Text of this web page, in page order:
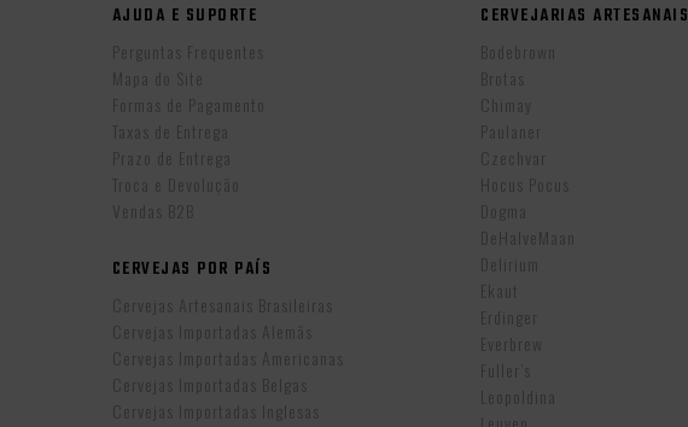
AJUDA E SUPORTE
Perguntas Frequentes
Mapa do Site
Formas de Pagamento
Taxas de Entrega
Prazo de Entrega
Troca e Devolução
Vendas B2B
CERVEJAS POR PAÍS
Cervejas Artesanais Brasileiras
Cervejas Importadas Alemãs
Cervejas Importadas Americanas
Cervejas Importadas Belgas
Cervejas Importadas Inglesas
CERVEJARIAS ARTESANAIS
Bodebrown
Brotas
Chimay
Paulaner
Czechvar
Hocus Pocus
Dogma
DeHalveMaan
Delirium
Ekaut
Erdinger
Everbrew
Fuller’s
Leopoldina